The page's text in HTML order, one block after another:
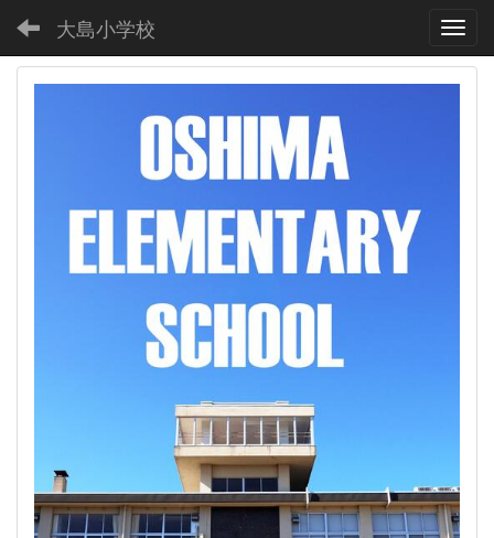
大島小学校